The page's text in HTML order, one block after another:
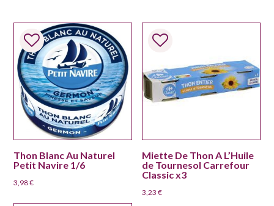
Thon Blanc Au Naturel
Petit Navire 1/6
3,98€
Miette De Thon A L’Huile
de Tournesol Carrefour
Classic x3
3,23€